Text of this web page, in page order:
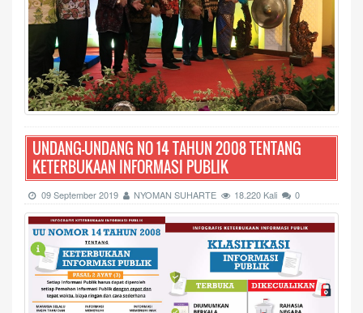
UNDANG-UNDANG NO 14 TAHUN 2008 TENTANG
KETERBUKAAN INFORMASI PUBLIK
09 September 2019 NYOMAN SUHARTE 18.220 Kali 0